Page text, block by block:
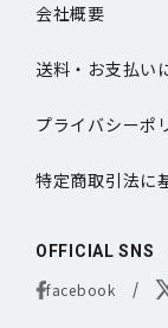
会社概要
送料・お支払い
プライバシーポ
特定商取引法に
OFFICIAL SNS
facebook